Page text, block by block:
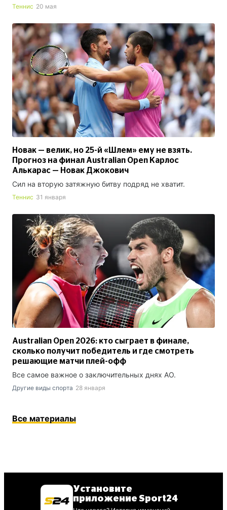
Теннис 20 мая
Новак — велик, но 25-й «Шлем» ему не взять.
Прогноз на финал Australian Open Карлос
Алькарас — Новак Джокович
Сил на вторую затяжную битву подряд не хватит.
Теннис 31 января
Australian Open 2026: кто сыграет в финале,
сколько получит победитель и где смотреть
решающие матчи плей-офф
Все самое важное о заключительных днях AO.
Другие виды спорта 28 января
Все материалы
Установите
приложение Sport24